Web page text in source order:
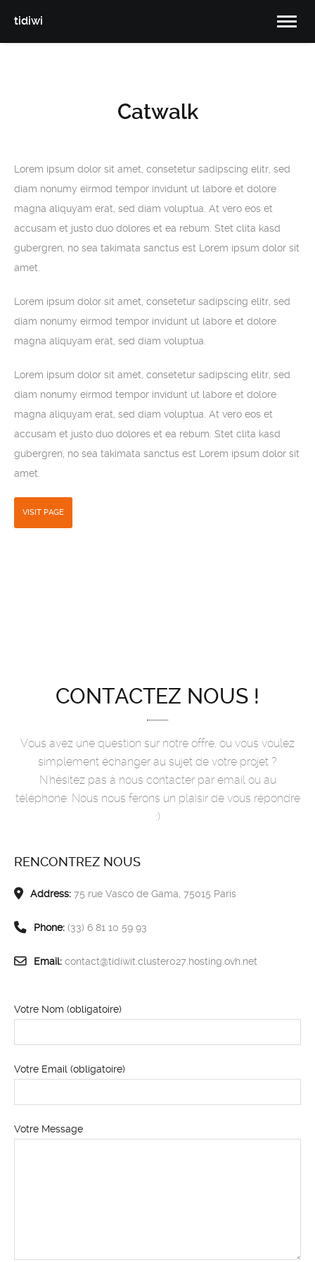
tidiwi
Catwalk
Lorem ipsum dolor sit amet, consetetur sadipscing elitr, sed
diam nonumy eirmod tempor invidunt ut labore et dolore
magna aliquyam erat, sed diam voluptua. At vero eos et
accusam et justo duo dolores et ea rebum. Stet clita kasd
gubergren, no sea takimata sanctus est Lorem ipsum dolor sit
amet.
Lorem ipsum dolor sit amet, consetetur sadipscing elitr, sed
diam nonumy eirmod tempor invidunt ut labore et dolore
magna aliquyam erat, sed diam voluptua.
Lorem ipsum dolor sit amet, consetetur sadipscing elitr, sed
diam nonumy eirmod tempor invidunt ut labore et dolore
magna aliquyam erat, sed diam voluptua. At vero eos et
accusam et justo duo dolores et ea rebum. Stet clita kasd
gubergren, no sea takimata sanctus est Lorem ipsum dolor sit
amet.
VISIT PAGE
CONTACTEZ NOUS !
Vous avez une question sur notre offre, ou vous voulez
simplement échanger au sujet de votre projet ?
N'hésitez pas à nous contacter par email ou au
téléphone. Nous nous ferons un plaisir de vous répondre
:)
RENCONTREZ NOUS
Address: 75 rue Vasco de Gama, 75015 Paris
Phone: (33) 6 81 10 59 93
Email: contact@tidiwit.cluster027.hosting.ovh.net
Votre Nom (obligatoire)
Votre Email (obligatoire)
Votre Message